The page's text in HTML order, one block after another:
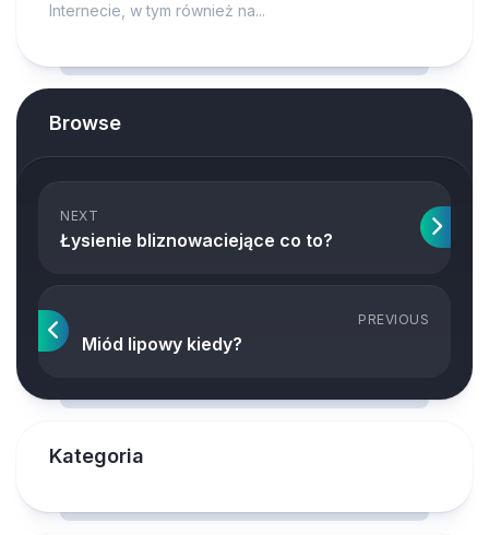
Internecie, w tym również na...
Browse
NEXT
Łysienie bliznowaciejące co to?
PREVIOUS
Miód lipowy kiedy?
Kategoria